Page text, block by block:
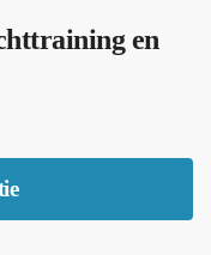
en